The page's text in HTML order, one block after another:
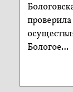
Бологое...